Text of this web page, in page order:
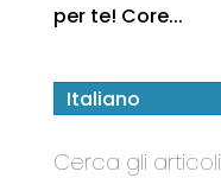
per te! Core...
Italiano
Cerca gli articoli